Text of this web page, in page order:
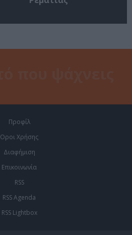
Προφίλ
Οροι Χρήσης
Διαφήμιση
Επικοινωνία
RSS
RSS Agenda
RSS Lightbox